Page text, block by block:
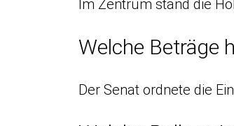
Im Zentrum stand die
Welche Beträge
Der Senat ordnete die